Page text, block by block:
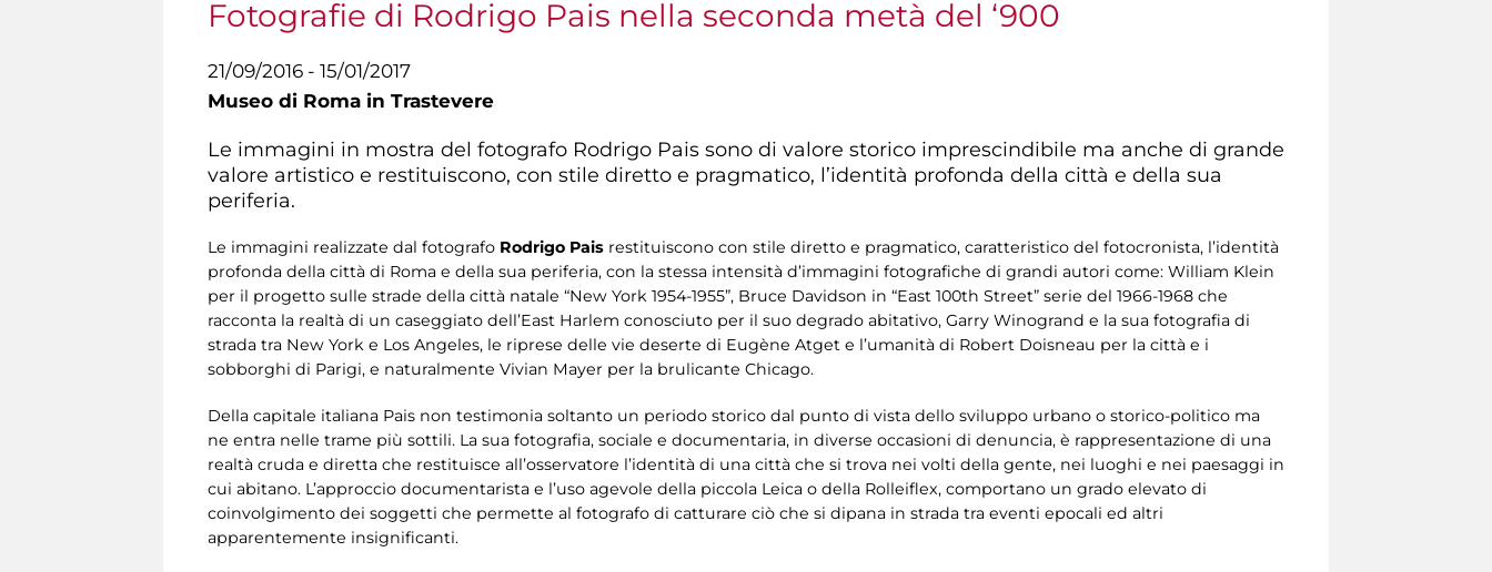
Fotografie di Rodrigo Pais nella seconda metà del ‘900
21/09/2016 - 15/01/2017
Museo di Roma in Trastevere
Le immagini in mostra del fotografo Rodrigo Pais sono di valore storico imprescindibile ma anche di grande
valore artistico e restituiscono, con stile diretto e pragmatico, l’identità profonda della città e della sua
periferia.
Le immagini realizzate dal fotografo Rodrigo Pais restituiscono con stile diretto e pragmatico, caratteristico del fotocronista, l’identità
profonda della città di Roma e della sua periferia, con la stessa intensità d’immagini fotografiche di grandi autori come: William Klein
per il progetto sulle strade della città natale “New York 1954-1955”, Bruce Davidson in “East 100th Street” serie del 1966-1968 che
racconta la realtà di un caseggiato dell’East Harlem conosciuto per il suo degrado abitativo, Garry Winogrand e la sua fotografia di
strada tra New York e Los Angeles, le riprese delle vie deserte di Eugène Atget e l’umanità di Robert Doisneau per la città e i
sobborghi di Parigi, e naturalmente Vivian Mayer per la brulicante Chicago.
Della capitale italiana Pais non testimonia soltanto un periodo storico dal punto di vista dello sviluppo urbano o storico-politico ma
ne entra nelle trame più sottili. La sua fotografia, sociale e documentaria, in diverse occasioni di denuncia, è rappresentazione di una
realtà cruda e diretta che restituisce all’osservatore l’identità di una città che si trova nei volti della gente, nei luoghi e nei paesaggi in
cui abitano. L’approccio documentarista e l’uso agevole della piccola Leica o della Rolleiflex, comportano un grado elevato di
coinvolgimento dei soggetti che permette al fotografo di catturare ciò che si dipana in strada tra eventi epocali ed altri
apparentemente insignificanti.